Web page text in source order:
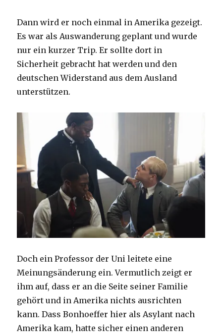
Dann wird er noch einmal in Amerika gezeigt.
Es war als Auswanderung geplant und wurde
nur ein kurzer Trip. Er sollte dort in
Sicherheit gebracht hat werden und den
deutschen Widerstand aus dem Ausland
unterstützen.
Doch ein Professor der Uni leitete eine
Meinungsänderung ein. Vermutlich zeigt er
ihm auf, dass er an die Seite seiner Familie
gehört und in Amerika nichts ausrichten
kann. Dass Bonhoeffer hier als Asylant nach
Amerika kam, hatte sicher einen anderen